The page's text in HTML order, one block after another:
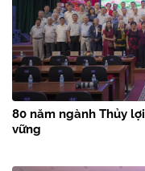
80 năm ngành Thủy
vững